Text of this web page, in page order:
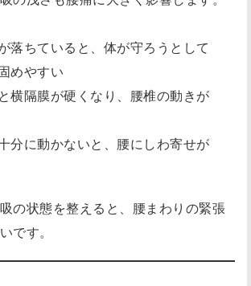
落ちていると、体が守ろうとして
めやすい
横隔膜が硬くなり、腰椎の動きが
分に動かないと、腰にしわ寄せが
の状態を整えると、腰まわりの緊張
です。